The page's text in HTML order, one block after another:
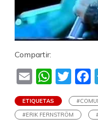
Compartir:
Email
ETIQUETAS
#ERIK FERNSTRÖM